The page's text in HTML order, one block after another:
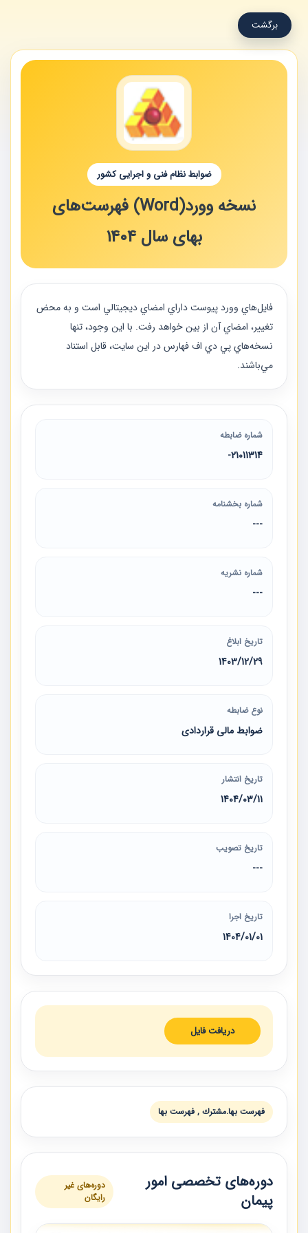
برگشت
ضوابط نظام فنی و اجرایی کشور
نسخه وورد(Word) فهرست‌های
بهای سال 1404
فايل‌هاي وورد پيوست داراي امضاي ديجيتالي است و به محض
تغيير، امضاي آن از بين خواهد رفت. با اين وجود، تنها
نسخه‌هاي پي دي اف فهارس در اين سايت، قابل استناد
مي‌باشند.
شماره ضابطه
21011314-
شماره بخشنامه
---
شماره نشریه
---
تاریخ ابلاغ
1403/12/29
نوع ضابطه
ضوابط مالی قراردادی
تاریخ انتشار
1404/03/11
تاریخ تصویب
---
تاریخ اجرا
1404/01/01
دریافت فایل
فهرست بها.مشترك , فهرست بها
دوره‌های تخصصی امور
پیمان
دوره‌های غیر
رایگان